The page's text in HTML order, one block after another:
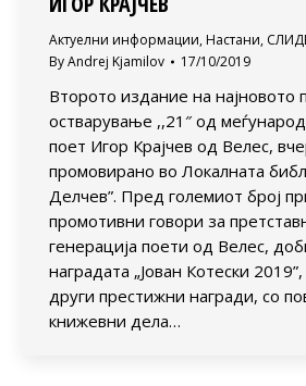
Актуелни информации, Настани,
ByAndrej Kjamilov 17/10/2019
Второто издание на најновото
остварување ,,21″ од
поет Игор Крајчев од Велес,
промовирано во Локалната
Делчев”. Пред големиот број
промотивни говори за
генерација поети од Велес,
наградата „Јован Котески
други престижни награди, со
книжевни дела…